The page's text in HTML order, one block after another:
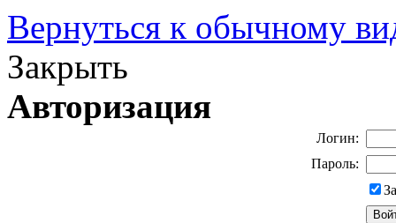
Вернуться к обычному
Закрыть
Авторизация
Логин:
Пароль: